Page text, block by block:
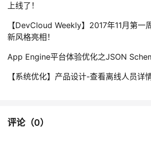
上线了！
【DevCloud Weekly】2017年11月第一
新风格亮相！
App Engine平台体验优化之JSON
【系统优化】产品设计-查看离线人员详
评论（0）